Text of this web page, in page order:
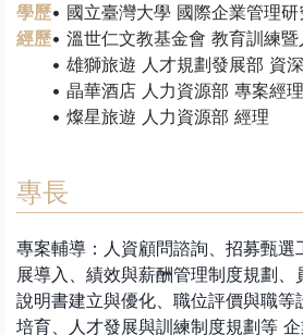
學歷
國立臺灣大學 國際企業管理
經歷
溫世仁文教基金會 教育訓練
雄獅旅遊 人才規劃發展部 資
晶華酒店 人力資源部 專案經理
燦星旅遊 人力資源部 經理
專長
專案輔導：人資顧問諮詢、招募甄選
展導入、績效與薪酬管理制度規劃
說明書建立與優化、職位評價與職等
培育、人才發展與訓練制度規劃等